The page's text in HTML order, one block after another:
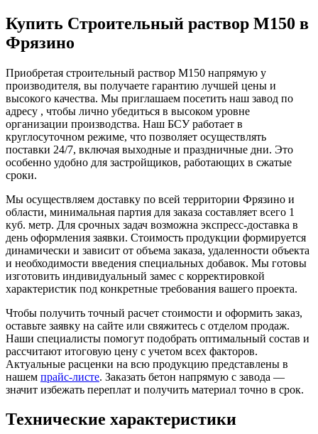
Купить Строительный раствор М150 в
Фрязино
Приобретая строительный раствор М150 напрямую у
производителя, вы получаете гарантию лучшей цены и
высокого качества. Мы приглашаем посетить наш завод по
адресу , чтобы лично убедиться в высоком уровне
организации производства. Наш БСУ работает в
круглосуточном режиме, что позволяет осуществлять
поставки 24/7, включая выходные и праздничные дни. Это
особенно удобно для застройщиков, работающих в сжатые
сроки.
Мы осуществляем доставку по всей территории Фрязино и
области, минимальная партия для заказа составляет всего 1
куб. метр. Для срочных задач возможна экспресс-доставка в
день оформления заявки. Стоимость продукции формируется
динамически и зависит от объема заказа, удаленности объекта
и необходимости введения специальных добавок. Мы готовы
изготовить индивидуальный замес с корректировкой
характеристик под конкретные требования вашего проекта.
Чтобы получить точный расчет стоимости и оформить заказ,
оставьте заявку на сайте или свяжитесь с отделом продаж.
Наши специалисты помогут подобрать оптимальный состав и
рассчитают итоговую цену с учетом всех факторов.
Актуальные расценки на всю продукцию представлены в
нашем прайс-листе. Заказать бетон напрямую с завода —
значит избежать переплат и получить материал точно в срок.
Технические характеристики